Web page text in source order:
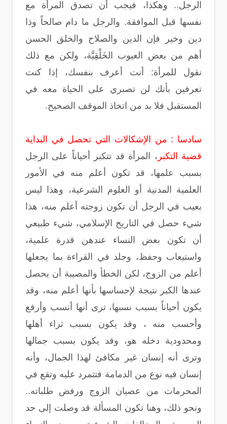
الرجل.. وهكذا، فيجب أن تصدق المرأة مع
نفسها قبل الموافقة. والرجل ما دام صالحاً وذا
دين وخير فإن الدين والصلاح والخلق الحسن
أهم من بعض العيوب الخَلْقِيَّة، ولكن مع ذلك
نقول للمرأة: أنت أعرف بنفسك، إذا كنت
تعرفين بأنك لن تصبري على الحياة معه في
المستقبل فلا بد من اتخاذ الموقف الصحيح.
سادسا : من الإشكالات التي تحصل في البداية
قضية التكبر ، المرأة قد تتكبر أحياناً على الرجل
بسبب علمها، قد تكون أعلم منه في الأمور
العلمية المدنية أو العلوم الشرعية، وهذا ليس
بعيب في الرجل أن تكون زوجته أعلم منه، هذا
شيء حصل في التاريخ الإسلامي، شيء طبيعي
أن تكون بعض النساء عندهن قدرة علمية،
واستيعاب وحفظ، وجلد في القراءة بما يجعلها
أعلم من الزوج، لكن الخطأ والمصيبة أن يحصل
عندها الكبر نتيجة لإحساسها بأنها أعلم منه، وقد
يكون أحياناً بسبب نسبها، ترى أنها أنسب وأرفع
وأحسب منه ، وقد يكون بسبب ثراء أهلها
ومحدودية دخله هو، وقد يكون بسبب جمالها
وترى أنه إنسان غير مكافئ لهذا الجمال، وأنه
إنسان فيه نوع من الدمامة فتتمرد عليه وتقع في
المحرمات من عصيان الزوج ورفض طلباته..
ونحو ذلك، وهنا تكون المسألة قد وصلت إلى حد